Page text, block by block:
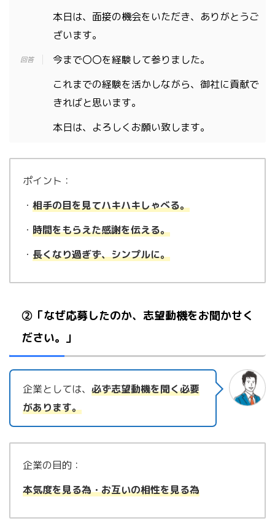
本日は、面接の機会をいただき、ありがとうご
ざいます。
今まで〇〇を経験して参りました。
これまでの経験を活かしながら、御社に貢献で
きればと思います。
本日は、よろしくお願い致します。
ポイント：
・ 相手の目を見てハキハキしゃべる。
・ 時間をもらえた感謝を伝える。
・ 長くなり過ぎず、シンプルに。
②「なぜ応募したのか、志望動機をお聞かせく
ださい。」
企業としては、 必ず志望動機を聞く必要
があります。
企業の目的：
本気度を見る為・お互いの相性を見る為